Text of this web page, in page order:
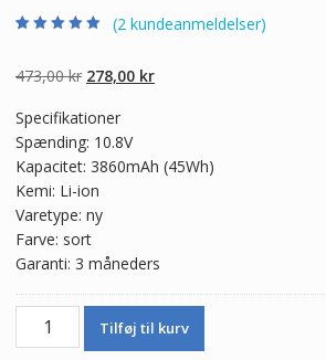
baseret på
kundebedømmel
(2 kundeanmeldelser)
473,00kr Den
pris
var:
473,00 kr.
278,00 krDen
278,00 kr.
Specifikationer
Spænding: 10.8V
Kapacitet: 3860mAh (45Wh)
Kemi: Li-ion
Varetype: ny
Farve: sort
Garanti: 3 måneders
Ægte
Tilføj til kurv